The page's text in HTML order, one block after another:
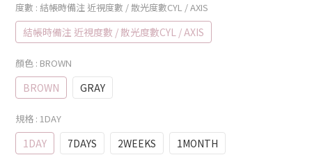
度數 : 結帳時備注 近視度數 / 散光度數CYL / AXIS
結帳時備注 近視度數 / 散光度數CYL / AXIS
顏色 : BROWN
BROWN GRAY
規格 : 1DAY
1DAY 7DAYS 2WEEKS
1MONTH